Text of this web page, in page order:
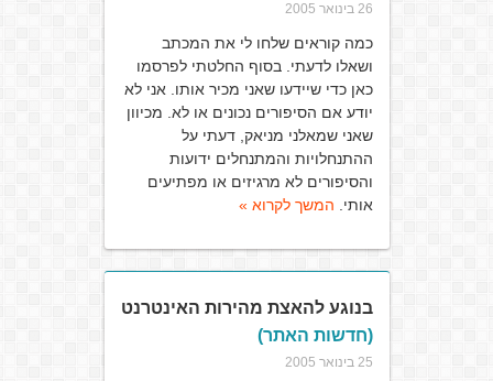
26 בינואר 2005
כמה קוראים שלחו לי את המכתב
ושאלו לדעתי. בסוף החלטתי לפרסמו
כאן כדי שיידעו שאני מכיר אותו. אני לא
יודע אם הסיפורים נכונים או לא. מכיוון
שאני שמאלני מניאק, דעתי על
ההתנחלויות והמתנחלים ידועות
והסיפורים לא מרגיזים או מפתיעים
אותי. המשך לקרוא »
בנוגע להאצת מהירות האינטרנט
(חדשות האתר)
25 בינואר 2005